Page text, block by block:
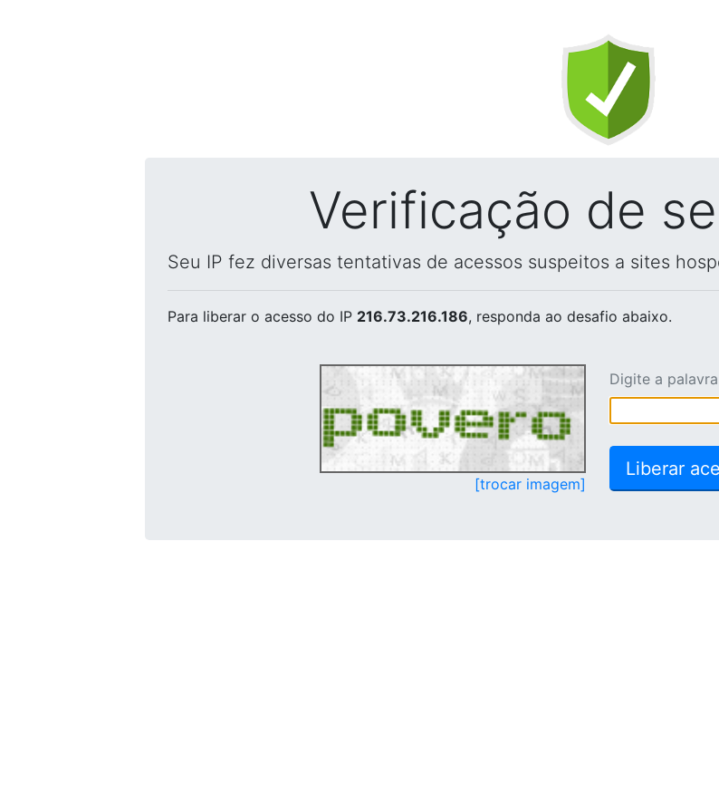
Verificação de
Seu IP fez diversas tentativas de acessos suspeitos a sites
Para liberar o acesso do IP 216.73.216.186, responda ao desafio abaixo.
[trocar imagem]
Digite a